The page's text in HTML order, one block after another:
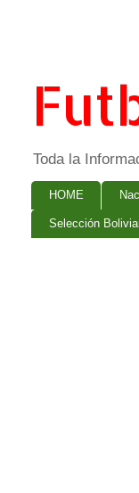
Toda la
HOME
Selección